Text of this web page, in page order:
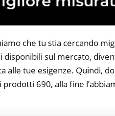
che tu stia cercando
disponibili sul mercato,
alle tue esigenze. Quindi,
690, alla fine